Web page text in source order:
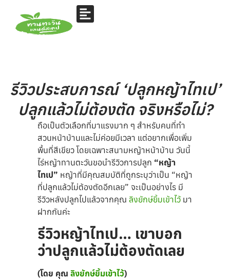
รีวิวประสบการณ์ ‘ปลูกหญ้าไทเป’
ปลูกแล้วไม่ต้องตัด จริงหรือไม่?
ถือเป็นตัวเลือกที่มาแรงมาก ๆ สำหรับคนที่ทำ
สวนหน้าบ้านและไม่ค่อยมีเวลา แต่อยากเพื่อเพิ่ม
พื้นที่สีเขียว โดยเฉพาะสนามหญ้าหน้าบ้าน วันนี้
ไร่หญ้าทานตะวันขอนำรีวิวการปลูก “หญ้า
ไทเป” หญ้าที่มีคุณสมบัติที่ถูกระบุว่าเป็น “หญ้า
ที่ปลูกแล้วไม่ต้องตัดอีกเลย” จะเป็นอย่างไร มี
รีวิวหลังปลูกไปแล้วจากคุณ ลิงยักษ์ยิ้มเข้าไว้มา
ฝากกันค่ะ
รีวิวหญ้าไทเป… เขาบอก
ว่าปลูกแล้วไม่ต้องตัดเลย
(โดย คุณ ลิงยักษ์ยิ้มเข้าไว้)